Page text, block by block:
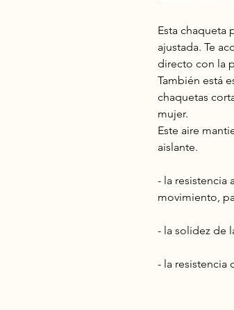
Esta chaqueta
ajustada. Te
directo con la
También está
chaquetas
mujer.
Este aire
aislante.
- la resistencia
movimiento,
- la solidez de
- la resistencia